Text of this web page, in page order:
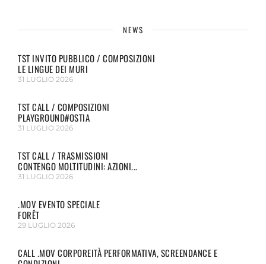
NEWS
TST INVITO PUBBLICO / COMPOSIZIONI
LE LINGUE DEI MURI
31 LUGLIO 2026
TST CALL / COMPOSIZIONI
PLAYGROUND#OSTIA
31 LUGLIO 2026
TST CALL / TRASMISSIONI
CONTENGO MOLTITUDINI: AZIONI...
31 LUGLIO 2026
.MOV EVENTO SPECIALE
FORÊT
29 LUGLIO 2026
CALL .MOV CORPOREITÀ PERFORMATIVA, SCREENDANCE E